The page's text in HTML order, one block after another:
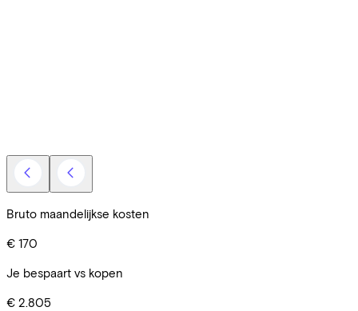
Bruto maandelijkse kosten
€ 170
Je bespaart vs kopen
€ 2.805